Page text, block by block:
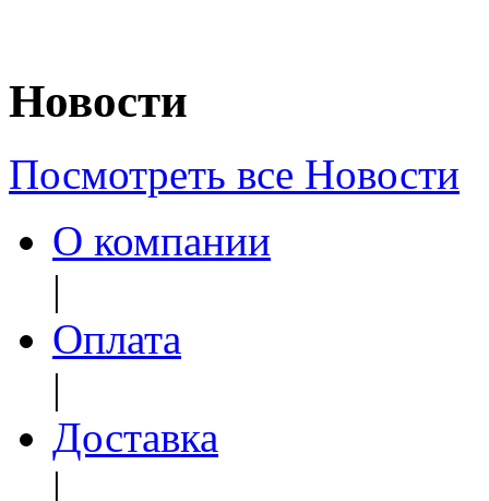
Новости
Посмотреть все Новости
О компании
|
Оплата
|
Доставка
|